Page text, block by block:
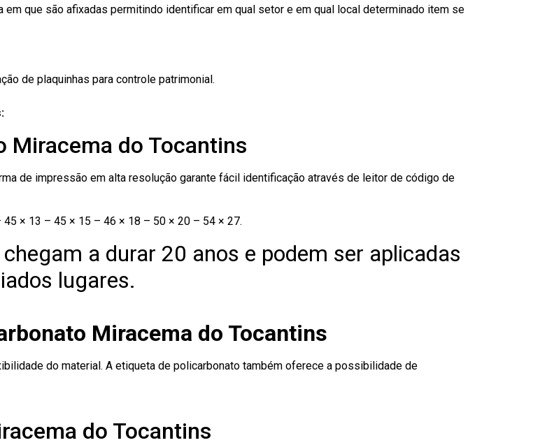
que são afixadas permitindo identificar em qual setor e em qual local determinado item se
de plaquinhas para controle patrimonial.
Miracema do Tocantins
de impressão em alta resolução garante fácil identificação através de leitor de código de
× 13 – 45 × 15 – 46 × 18 – 50 × 20 – 54 × 27.
a durar 20 anos e podem ser aplicadas
lugares.
Miracema do Tocantins
do material. A etiqueta de policarbonato também oferece a possibilidade de
do Tocantins